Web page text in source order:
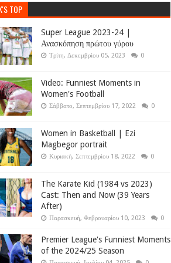
TOP
Super League 2023-24 |
Ανασκόπηση πρώτου γύρου
Τρίτη, Δεκεμβρίου 05, 2023 0
Video: Funniest Moments in
Women's Football
Σάββατο, Σεπτεμβρίου 17, 2022 0
Women in Basketball | Ezi
Magbegor portrait
Κυριακή, Σεπτεμβρίου 18, 2022 0
The Karate Kid (1984 vs 2023)
Cast: Then and Now (39 Years
After)
Παρασκευή, Φεβρουαρίου 10, 2023 0
Premier League's Funniest Moments
of the 2024/25 Season